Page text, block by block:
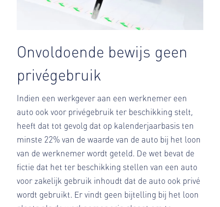
Onvoldoende bewijs geen
privégebruik
Indien een werkgever aan een werknemer een
auto ook voor privégebruik ter beschikking stelt,
heeft dat tot gevolg dat op kalenderjaarbasis ten
minste 22% van de waarde van de auto bij het loon
van de werknemer wordt geteld. De wet bevat de
fictie dat het ter beschikking stellen van een auto
voor zakelijk gebruik inhoudt dat de auto ook privé
wordt gebruikt. Er vindt geen bijtelling bij het loon